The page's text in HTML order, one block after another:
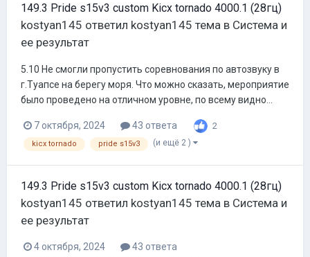
149.3 Pride s15v3 custom Kicx tornado 4000.1 (28гц)
kostyan145 ответил kostyan145 тема в Система и
ее результат
5.10 Не смогли пропустить соревнования по автозвуку в
г.Туапсе на берегу моря. Что можно сказать, мероприятие
было проведено на отличном уровне, по всему видно...
7 октября, 2024 43 ответа 2
kicx tornado pride s15v3 (и ещё 2 )
149.3 Pride s15v3 custom Kicx tornado 4000.1 (28гц)
kostyan145 ответил kostyan145 тема в Система и
ее результат
4 октября, 2024 43 ответа